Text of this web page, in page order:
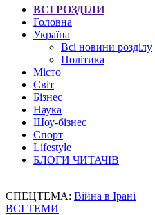
ВСІ РОЗДІЛИ
Головна
Україна
Всі новини розділу
Політика
Місто
Світ
Бізнес
Наука
Шоу-бізнес
Спорт
Lifestyle
БЛОГИ ЧИТАЧІВ
СПЕЦТЕМА: Війна в Ірані
ВСІ ТЕМИ